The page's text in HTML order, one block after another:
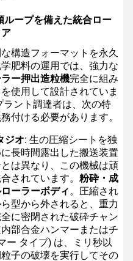
ープを備えた統合ロー
構造フォーマットを永久
肥料の運用では、強力な
ラー押出造粒機完全に組み
使用して設計されていま
ント調達者は、次の特
付ける必要があります。
ジオ: 生の圧縮シートを独
長時間露出した搬送装置
は異なり、この機械は頑
されています。 粉砕・成
ーラーボディ 。圧縮され
型から外されると、重力
に密閉された破砕チャン
部合金ハンマーまたはチ
ー タイプ) は、ミリ秒以
子の破壊を実行してその